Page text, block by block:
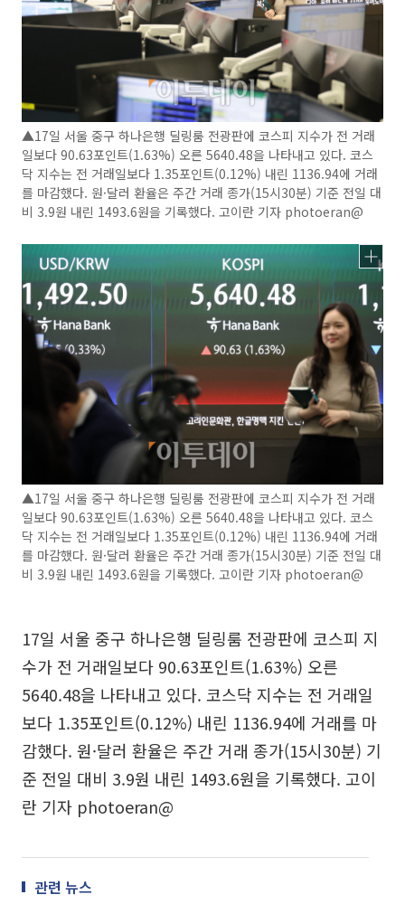
▲17일 서울 중구 하나은행 딜링룸 전광판에 코스피 지수가 전 거래
일보다 90.63포인트(1.63%) 오른 5640.48을 나타내고 있다. 코스
닥 지수는 전 거래일보다 1.35포인트(0.12%) 내린 1136.94에 거래
를 마감했다. 원·달러 환율은 주간 거래 종가(15시30분) 기준 전일 대
비 3.9원 내린 1493.6원을 기록했다. 고이란 기자 photoeran@
▲17일 서울 중구 하나은행 딜링룸 전광판에 코스피 지수가 전 거래
일보다 90.63포인트(1.63%) 오른 5640.48을 나타내고 있다. 코스
닥 지수는 전 거래일보다 1.35포인트(0.12%) 내린 1136.94에 거래
를 마감했다. 원·달러 환율은 주간 거래 종가(15시30분) 기준 전일 대
비 3.9원 내린 1493.6원을 기록했다. 고이란 기자 photoeran@
17일 서울 중구 하나은행 딜링룸 전광판에 코스피 지
수가 전 거래일보다 90.63포인트(1.63%) 오른
5640.48을 나타내고 있다. 코스닥 지수는 전 거래일
보다 1.35포인트(0.12%) 내린 1136.94에 거래를 마
감했다. 원·달러 환율은 주간 거래 종가(15시30분) 기
준 전일 대비 3.9원 내린 1493.6원을 기록했다. 고이
란 기자 photoeran@
관련 뉴스